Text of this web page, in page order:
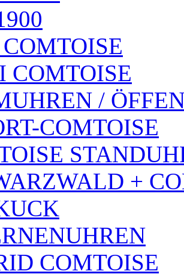
COMTOISE
/
COMTOISE
+
COMTOISE